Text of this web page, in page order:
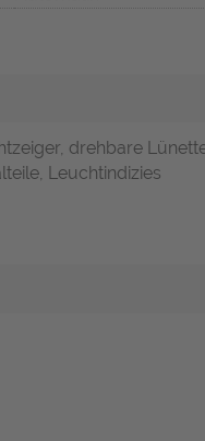
drehbare
Leuchtindizies